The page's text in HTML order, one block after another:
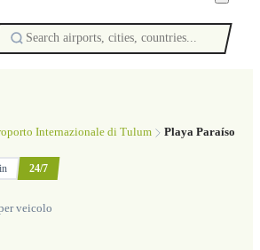
Internazionale di Tulum Playa Paraíso
24/7
veicolo